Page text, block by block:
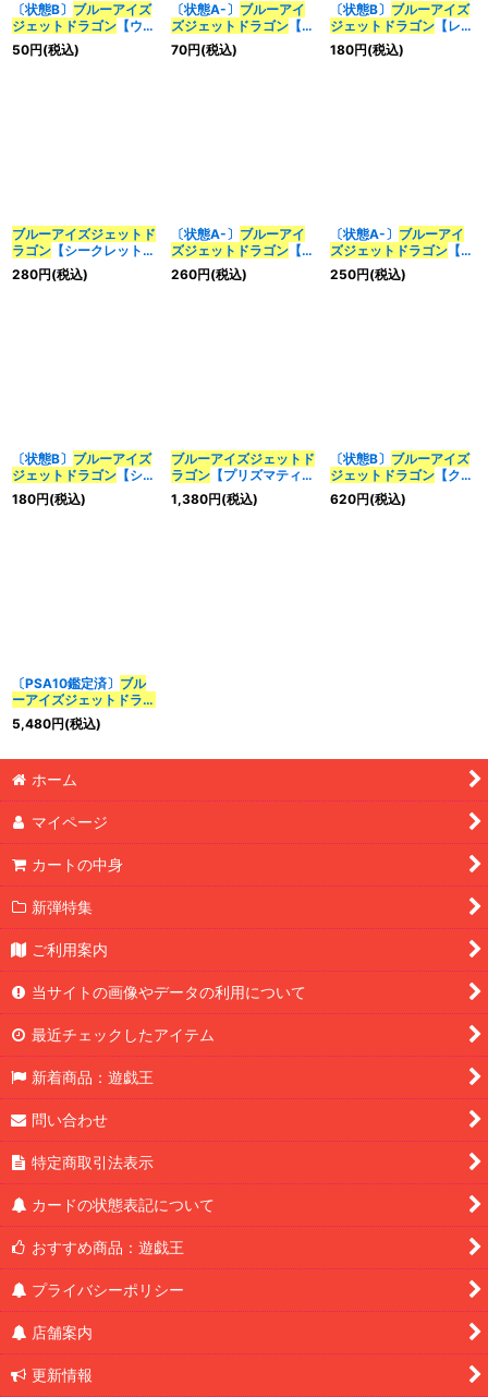
〔状態B〕 ブルーアイズ
ジェット ドラゴン 【ウル
トラ】{BACH-JP004}
《モンスター》
50円(税込)
〔状態A-〕 ブルーアイ
ズジェット ドラゴン【ウ
ルトラ】{BACH-
JP004}《モンスター》
70円(税込)
〔状態B〕 ブルーアイズ
ジェット ドラゴン【レリ
ーフ】{BACH-JP004}
《モンスター》
180円(税込)
ブルーアイズジェット ド
ラゴン 【シークレット】
{BACH-JP004}《モン
スター》
280円(税込)
〔状態A-〕 ブルーアイ
ズジェット ドラゴン【レ
リーフ】{BACH-
JP004}《モンスター》
260円(税込)
〔状態A-〕 ブルーアイ
ズジェット ドラゴン【シ
ークレット】{BACH-
JP004}《モンスター》
250円(税込)
〔状態B〕 ブルーアイズ
ジェット ドラゴン 【シー
クレット】{BACH-
JP004}《モンスター》
180円(税込)
ブルーアイズジェット ド
ラゴン【プリズマティッ
クシークレット】
{BACH-JP004}《モン
1,380円(税込)
〔状態B〕 ブルーアイズ
ジェット ドラゴン【クォ
ーターセンチュリーシー
クレット】{QCDB-
620円(税込)
〔PSA10鑑定済〕 ブル
ーアイズジェット ドラゴ
ン 【クォーターセンチュ
リーシークレット】
5,480円(税込)
ホーム
マイページ
カートの中身
新弾特集
ご利用案内
当サイトの画像やデータの利用について
最近チェックしたアイテム
新着商品：遊戯王
問い合わせ
特定商取引法表示
カードの状態表記について
おすすめ商品：遊戯王
プライバシーポリシー
店舗案内
更新情報